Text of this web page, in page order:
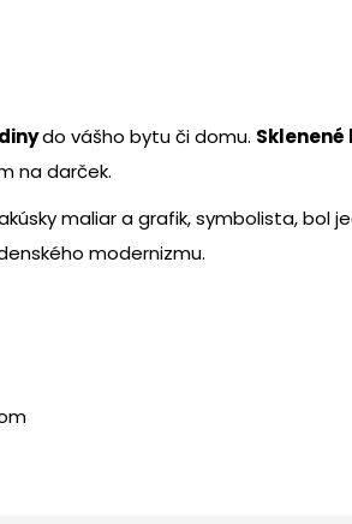
do vášho bytu či domu. Sklenené
na darček.
maliar a grafik, symbolista,
modernizmu.